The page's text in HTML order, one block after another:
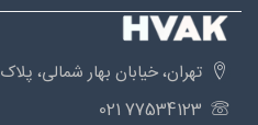
تهران، خیابان بهار شمالی، پلاک 259
77534123 021